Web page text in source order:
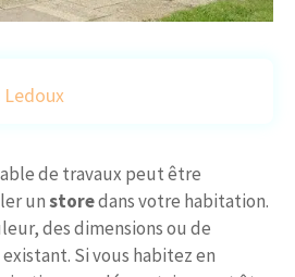
Ledoux
de travaux peut être
unstoredans votre habitation.
des dimensions ou de
Si vous habitez en